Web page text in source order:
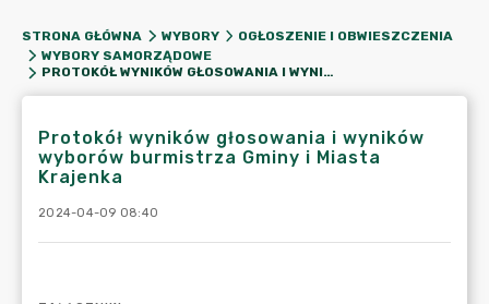
STRONA GŁÓWNA WYBORY
OGŁOSZENIE I OBWIESZCZENIA
WYBORY SAMORZĄDOWE
PROTOKÓŁ WYNIKÓW GŁOSOWANIA I WYNIKÓW WYBORÓW BURMISTRZA GMINY I MIASTA KRAJENKA
Protokół wyników głosowania i wyników
wyborów burmistrza Gminy i Miasta
Krajenka
2024-04-09 08:40